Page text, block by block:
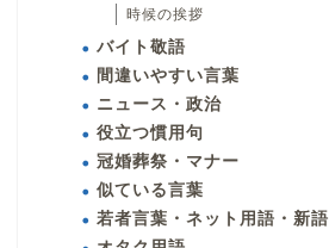
時候の挨拶
バイト敬語
間違いやすい言葉
ニュース・政治
役立つ慣用句
冠婚葬祭・マナー
似ている言葉
若者言葉・ネット用語・新語